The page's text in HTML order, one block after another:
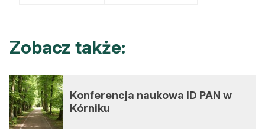
Zobacz także:
Konferencja naukowa ID PAN w
Kórniku